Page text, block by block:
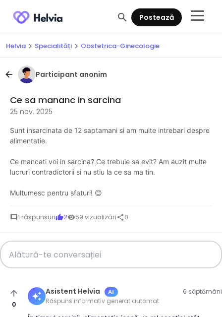
search Postează
Helvia chevron_right Specialități chevron_right Obstetrica-Ginecologie
arrow_back Participant anonim
Ce sa mananc in sarcina
25 nov. 2025
Sunt insarcinata de 12 saptamani si am multe intrebari despre
alimentatie.
Ce mancati voi in sarcina? Ce trebuie sa evit? Am auzit multe
lucruri contradictorii si nu stiu la ce sa ma tin.
Multumesc pentru sfaturi! 😊
comment 1 răspunsurithumb_up2visibility59 vizualizărishare0
arrow_upward
0
auto_awesome Asistent Helvia AI
6 săptămâni
Răspuns informativ generat automat